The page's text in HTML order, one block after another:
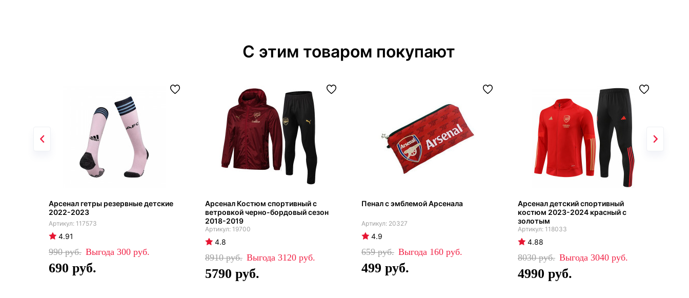
С этим товаром покупают
Арсенал гетры резервные детские
2022-2023
117573
4.91
990 300
690
Арсенал Костюм спортивный с
ветровкой черно-бордовый сезон
2018-2019
19700
4.8
8910 3120
5790
Пенал с эмблемой Арсенала
20327
4.9
659 160
499
Арсенал детский спортивный
костюм 2023-2024 красный с
золотым
118033
4.88
8030 3040
4990